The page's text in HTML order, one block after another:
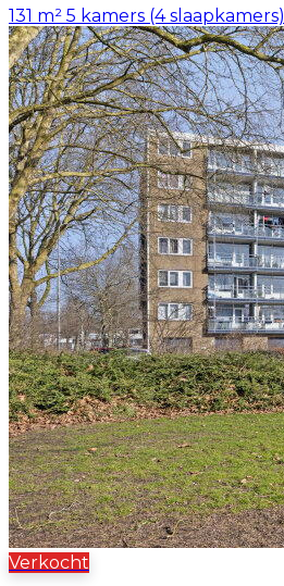
131 m² 5 kamers (4 slaapkamers)
Verkocht